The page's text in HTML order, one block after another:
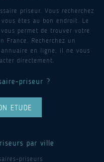
priseur. Vous recherchez
êtes au bon endroit. Le
permet de trouver votre
France. Recherchez un
en ligne, il ne vous
directement.
priseur ?
ETUDE
par ville
priseurs